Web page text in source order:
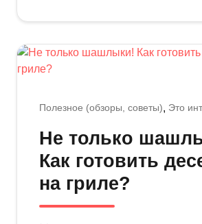
Полезное (обзоры, советы) Это
Не только
Как готовить
на гриле?